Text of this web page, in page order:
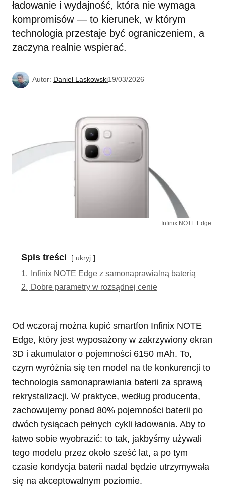
ładowanie i wydajność, która nie wymaga
kompromisów — to kierunek, w którym
technologia przestaje być ograniczeniem, a
zaczyna realnie wspierać.
Autor: Daniel Laskowski19/03/2026
Infinix NOTE Edge.
Spis treści ukryj
1. Infinix NOTE Edge z samonaprawialną baterią
2. Dobre parametry w rozsądnej cenie
Od wczoraj można kupić smartfon Infinix NOTE
Edge, który jest wyposażony w zakrzywiony ekran
3D i akumulator o pojemności 6150 mAh. To,
czym wyróżnia się ten model na tle konkurencji to
technologia samonaprawiania baterii za sprawą
rekrystalizacji. W praktyce, według producenta,
zachowujemy ponad 80% pojemności baterii po
dwóch tysiącach pełnych cykli ładowania. Aby to
łatwo sobie wyobrazić: to tak, jakbyśmy używali
tego modelu przez około sześć lat, a po tym
czasie kondycja baterii nadal będzie utrzymywała
się na akceptowalnym poziomie.